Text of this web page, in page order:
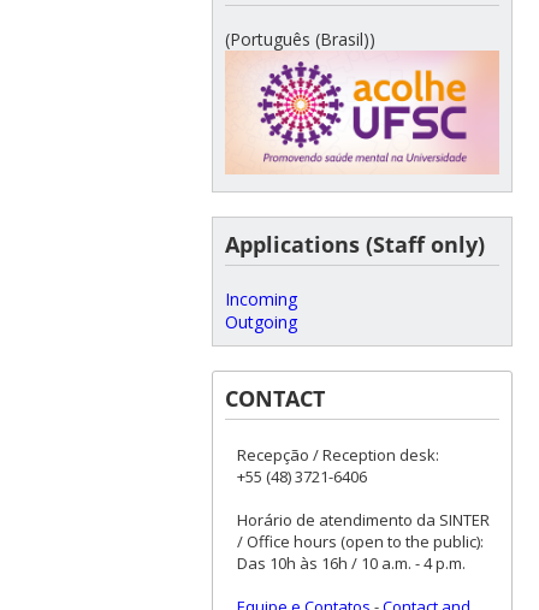
(Português (Brasil))
Applications (Staff only)
Incoming
Outgoing
CONTACT
Recepção / Reception desk:
+55 (48) 3721-6406
Horário de atendimento da SINTER
/ Office hours (open to the public):
Das 10h às 16h / 10 a.m. - 4 p.m.